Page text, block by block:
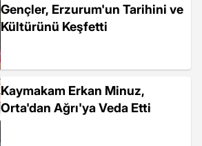
Gençler, Erzurum'un Tarihini ve
Kültürünü Keşfetti
Kaymakam Erkan Minuz,
Orta'dan Ağrı'ya Veda Etti